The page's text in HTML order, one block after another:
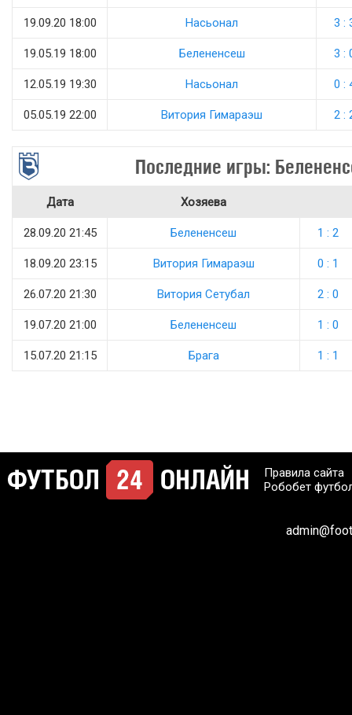
19.09.20 18:00 Насьонал 3 :
19.05.19 18:00 Белененсеш 3 :
12.05.19 19:30 Насьонал 0 :
05.05.19 22:00 Витория Гимараэш 2 :
Последние игры:
Дата Хозяева
28.09.20 21:45 Белененсеш 1 : 2
18.09.20 23:15 Витория Гимараэш 0 : 1
26.07.20 21:30 Витория Сетубал 2 : 0
19.07.20 21:00 Белененсеш 1 : 0
15.07.20 21:15 Брага 1 : 1
Правила сайта
Робобет